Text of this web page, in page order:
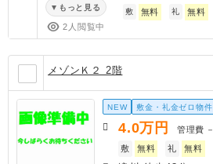
もっと見る
2人閲覧中
敷 無料 礼 無料
メゾンＫ２ 2階
NEW 敷金・礼金ゼロ物件
4.0万円 管理費 －
敷
無料 礼 無料